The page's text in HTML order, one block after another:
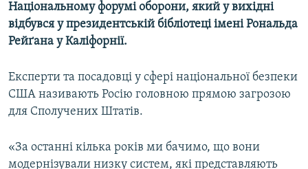
Національному форумі оборони, який у вихідні
відбувся у президентській бібліотеці імені Рональда
Рейґана у Каліфорнії.
Експерти та посадовці у сфері національної безпеки
США називають Росію головною прямою загрозою
для Сполучених Штатів.
«За останні кілька років ми бачимо, що вони
модернізували низку систем, які представляють